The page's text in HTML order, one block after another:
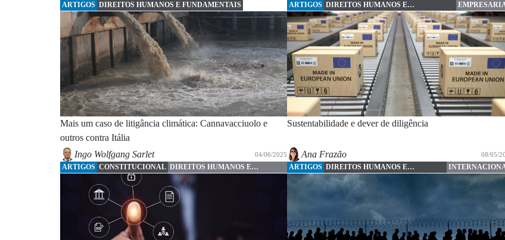
ARTIGOS DIREITOS HUMANOS E FUNDAMENTAIS
Mais um caso de litigância climática: Cannavacciuolo e
outros contra Itália
Ingo Wolfgang Sarlet
04/06/2025
ARTIGOS DIREITOS HUMANOS E
FUNDAMENTAIS
Sustentabilidade e dever de diligência
Ana Frazão 08/05/
ARTIGOS CONSTITUCIONAL DIREITOS HUMANOS E
FUNDAMENTAIS
ARTIGOS DIREITOS HUMANOS E
FUNDAMENTAIS